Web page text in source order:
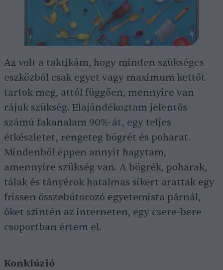
Az volt a taktikám, hogy minden szükséges
eszközből csak egyet vagy maximum kettőt
tartok meg, attól függően, mennyire van
rájuk szükség. Elajándékoztam jelentős
számú fakanalam 90%-át, egy teljes
étkészletet, rengeteg bögrét és poharat.
Mindenből éppen annyit hagytam,
amennyire szükség van. A bögrék, poharak,
tálak és tányérok hatalmas sikert arattak egy
frissen összebútorozó egyetemista párnál,
őket szintén az interneten, egy csere-bere
csoportban értem el.
Konklúzió